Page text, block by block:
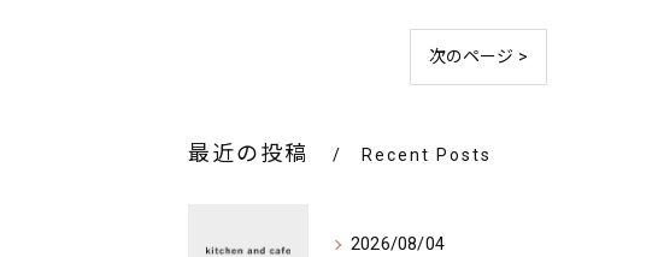
次のページ >
最近の投稿 Recent Posts
2026/08/04